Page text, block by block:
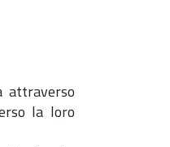
attraverso
la loro